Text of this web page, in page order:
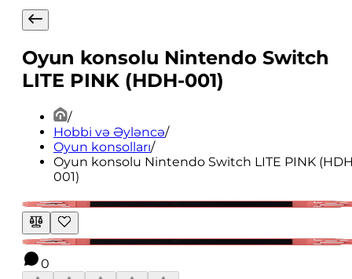
Oyun konsolu Nintendo Switch
LITE PINK (HDH-001)
/
Hobbi və Əyləncə/
Oyun konsolları/
Oyun konsolu Nintendo Switch LITE PINK
001)
0